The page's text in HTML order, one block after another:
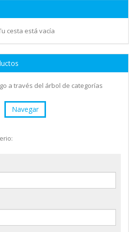
cesta está vacía
a través del árbol de categorías
Navegar